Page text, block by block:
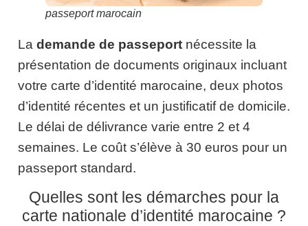
passeport marocain
La demande de passeport nécessite la
présentation de documents originaux incluant
votre carte d’identité marocaine, deux photos
d’identité récentes et un justificatif de domicile.
Le délai de délivrance varie entre 2 et 4
semaines. Le coût s’élève à 30 euros pour un
passeport standard.
Quelles sont les démarches pour la
carte nationale d’identité marocaine ?